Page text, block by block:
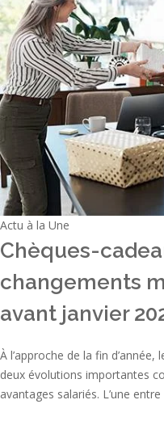
Actu à la Une
Chèques-
changements
avant janvier
À l’approche de la fin
deux évolutions importantes
avantages salariés. L’une